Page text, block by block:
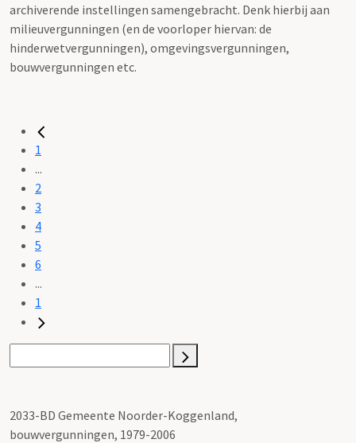
archiverende instellingen samengebracht. Denk hierbij aan
milieuvergunningen (en de voorloper hiervan: de
hinderwetvergunningen), omgevingsvergunningen,
bouwvergunningen etc.
1
...
2
3
4
5
6
...
1
2033-BD Gemeente Noorder-Koggenland,
bouwvergunningen, 1979-2006